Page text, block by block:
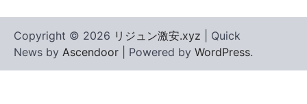
Copyright © 2026 リジュン激安.xyz | Quick
News by Ascendoor | Powered by WordPress.